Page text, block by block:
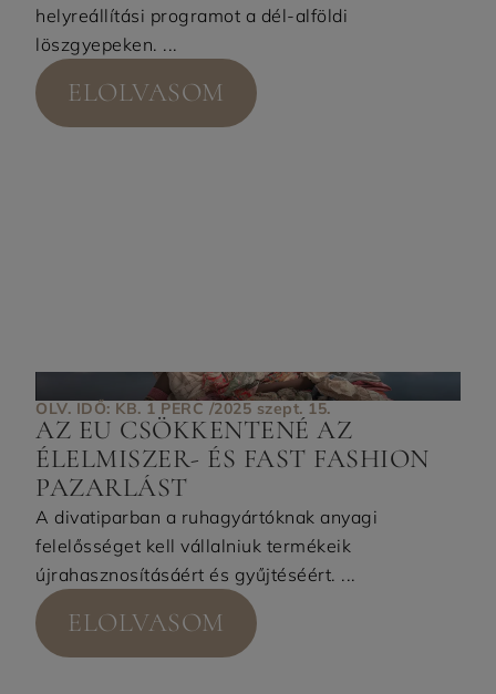
helyreállítási programot a dél-alföldi
löszgyepeken. ...
ELOLVASOM
OLV. IDŐ: KB. 1 PERC /2025 szept. 15.
AZ EU CSÖKKENTENÉ AZ
ÉLELMISZER- ÉS FAST FASHION
PAZARLÁST
A divatiparban a ruhagyártóknak anyagi
felelősséget kell vállalniuk termékeik
újrahasznosításáért és gyűjtéséért. ...
ELOLVASOM